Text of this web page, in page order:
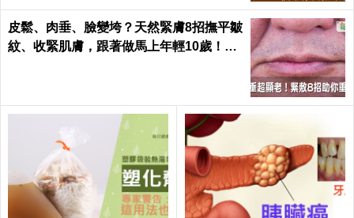
皮鬆、肉垂、臉變垮？天然緊膚8招撫平皺
紋、收緊肌膚，跟著做馬上年輕10歲！｜